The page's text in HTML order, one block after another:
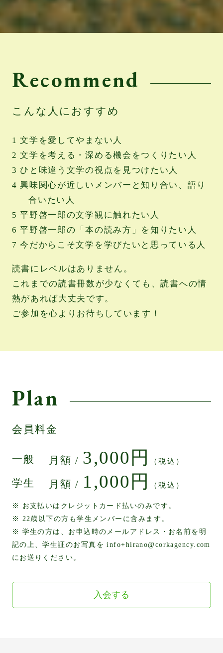
Recommend
こんな人におすすめ
文学を愛してやまない人
文学を考える・深める機会をつくりたい人
ひと味違う文学の視点を見つけたい人
興味関心が近しいメンバーと知り合い、語り
合いたい人
平野啓一郎の文学観に触れたい人
平野啓一郎の「本の読み方」を知りたい人
今だからこそ文学を学びたいと思っている人
読書にレベルはありません。
これまでの読書冊数が少なくても、読書への情
熱があれば大丈夫です。
ご参加を心よりお待ちしています！
Plan
会員料金
一般 月額 / 3,000円 （税込）
学生 月額 / 1,000円 （税込）
※ お支払いはクレジットカード払いのみです。
※ 22歳以下の方も学生メンバーに含みます。
※ 学生の方は、お申込時のメールアドレス・お名前を明
記の上、学生証のお写真を info+hirano@corkagency.com
にお送りください。
入会する